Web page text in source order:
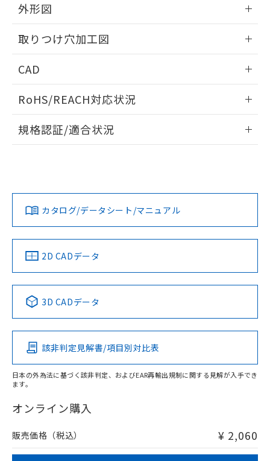
外形図
取りつけ穴加工図
CAD
ドすることができます。
ログイン/会員登録
ダウンロードデータをご利用いただく前に、以下を必ずお読
みください。
ソフトウェアの使用条件
RoHS/REACH対応状況
EU RoHS 注意事項・凡例
対応済み
中国 RoHS 注意事項・凡例
Pb Hg Cd Cr(VI)
O
在庫等で未対応品が混在する可能性があります。
問い合わせください。
規格認証/適合状況
カタログ/データシート/マニュアル
2D CADデータ
3D CADデータ
該非判定見解書/項目別対比表
日本の外為法に基づく該非判定、およびEAR再輸出規制に関する見解が入手でき
ます。
オンライン購入
販売価格（税込） ¥ 2,060
※当社の共同利用者とは、
の共同利用に関して"
の「1.共同利
とができます。
EU RoHS指令（10物質）の非含有証明書
ものではありません。
また、RoHS指令のフタル酸エステル類４
物質の対応では、対応完了までの期間は出
荷製品に未対応品が混在することから備考
欄に対応日を記載しておりました。